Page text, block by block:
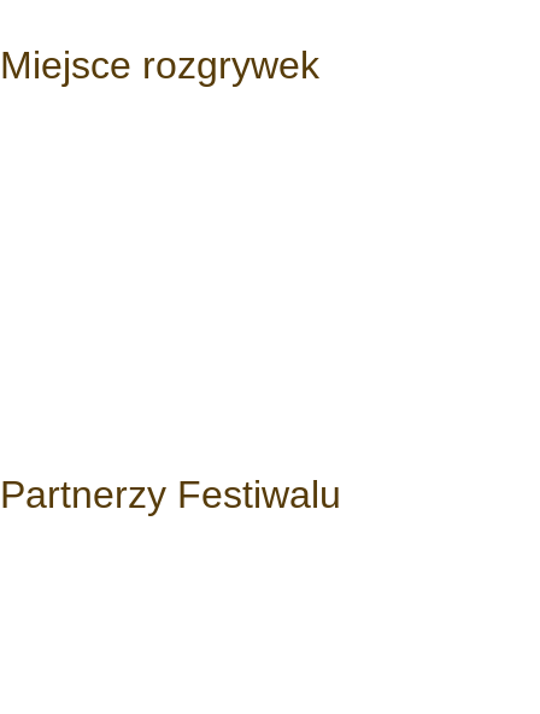
Miejsce rozgrywek
Partnerzy Festiwalu